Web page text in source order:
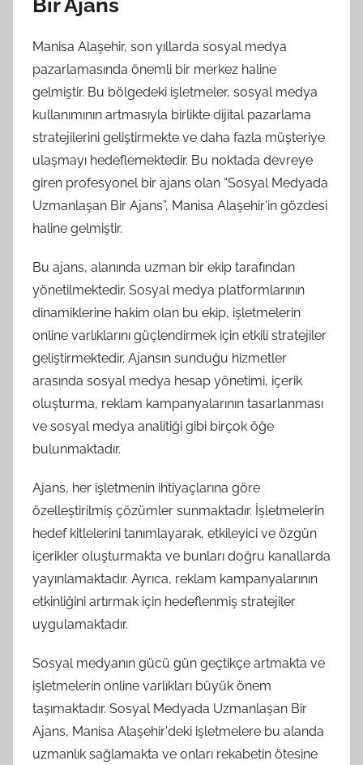
Bir Ajans
Manisa Alaşehir, son yıllarda sosyal medya
pazarlamasında önemli bir merkez haline
gelmiştir. Bu bölgedeki işletmeler, sosyal medya
kullanımının artmasıyla birlikte dijital pazarlama
stratejilerini geliştirmekte ve daha fazla müşteriye
ulaşmayı hedeflemektedir. Bu noktada devreye
giren profesyonel bir ajans olan “Sosyal Medyada
Uzmanlaşan Bir Ajans”, Manisa Alaşehir'in gözdesi
haline gelmiştir.
Bu ajans, alanında uzman bir ekip tarafından
yönetilmektedir. Sosyal medya platformlarının
dinamiklerine hakim olan bu ekip, işletmelerin
online varlıklarını güçlendirmek için etkili stratejiler
geliştirmektedir. Ajansın sunduğu hizmetler
arasında sosyal medya hesap yönetimi, içerik
oluşturma, reklam kampanyalarının tasarlanması
ve sosyal medya analitiği gibi birçok öğe
bulunmaktadır.
Ajans, her işletmenin ihtiyaçlarına göre
özelleştirilmiş çözümler sunmaktadır. İşletmelerin
hedef kitlelerini tanımlayarak, etkileyici ve özgün
içerikler oluşturmakta ve bunları doğru kanallarda
yayınlamaktadır. Ayrıca, reklam kampanyalarının
etkinliğini artırmak için hedeflenmiş stratejiler
uygulamaktadır.
Sosyal medyanın gücü gün geçtikçe artmakta ve
işletmelerin online varlıkları büyük önem
taşımaktadır. Sosyal Medyada Uzmanlaşan Bir
Ajans, Manisa Alaşehir'deki işletmelere bu alanda
uzmanlık sağlamakta ve onları rekabetin ötesine